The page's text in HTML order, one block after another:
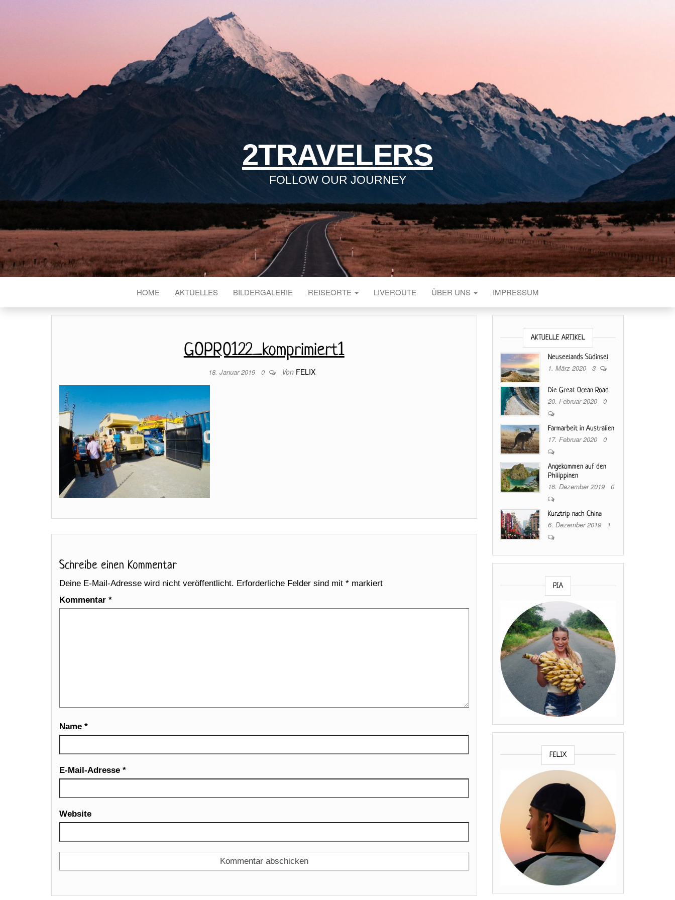
2TRAVELERS
FOLLOW OUR JOURNEY
HOME AKTUELLES BILDERGALERIE REISEORTE LIVEROUTE ÜBER UNS IMPRESSUM
GOPR0122_komprimiert1
18. Januar 2019 0 Von FELIX
Schreibe einen Kommentar
Deine E-Mail-Adresse wird nicht veröffentlicht. Erforderliche Felder sind mit * markiert
Kommentar *
Name *
E-Mail-Adresse *
Website
AKTUELLE ARTIKEL
Neuseelands Südinsel
1. März 2020 3
Die Great Ocean Road
20. Februar 2020 0
Farmarbeit in Australien
17. Februar 2020 0
Angekommen auf den
Philippinen
16. Dezember 2019 0
Kurztrip nach China
6. Dezember 2019 1
PIA
FELIX